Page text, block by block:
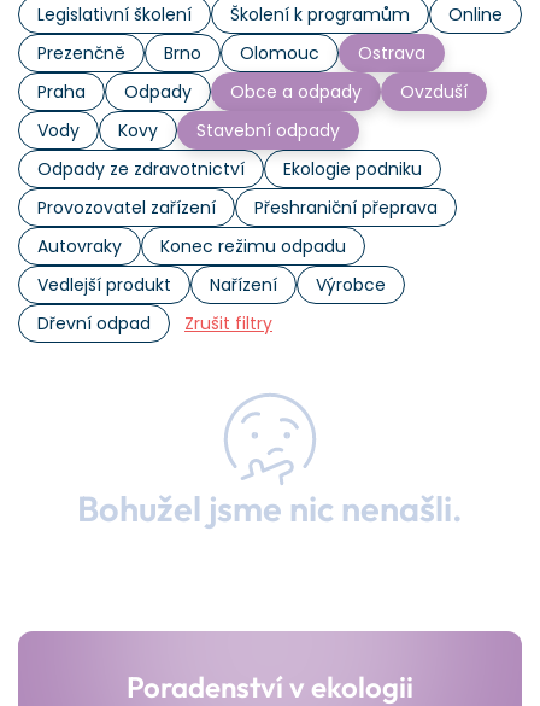
Legislativní školení Školení k programům
Online
Prezenčně
Brno Olomouc
Ostrava
Praha
Odpady Obce a odpady
Ovzduší
Vody
Kovy
Stavební odpady
Odpady ze zdravotnictví
Ekologie podniku
Provozovatel zařízení
Přeshraniční přeprava
Autovraky
Konec režimu odpadu
Vedlejší produkt
Nařízení
Výrobce
Dřevní odpad
Zrušit filtry
Bohužel jsme nic nenašli.
Poradenství v ekologii